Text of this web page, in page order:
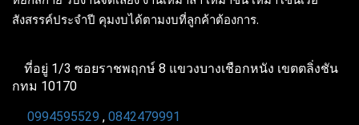
สังสรรค์ประจำปี คุมงบได้ตามงบที่ลูกค้าต้องการ.
ที่อยู่ 1/3 ซอยราชพฤกษ์ 8 แขวงบางเชือกหนัง เขตตลิ่งชัน
กทม 10170
0994595529 , 0842479991